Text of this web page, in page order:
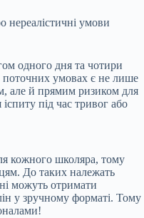
нереалістичні умови
одного дня та чотири
поточних умовах є не лише
але й прямим ризиком для
під час тривог або
кожного школяра, тому
До таких належать
можуть отримати
у зручному форматі. Тому